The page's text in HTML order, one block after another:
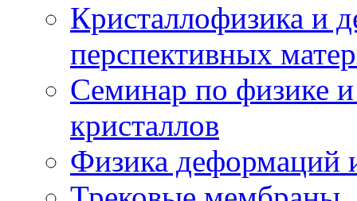
Кристаллофизика и
перспективных
Семинар по физике
кристаллов
Физика деформаций